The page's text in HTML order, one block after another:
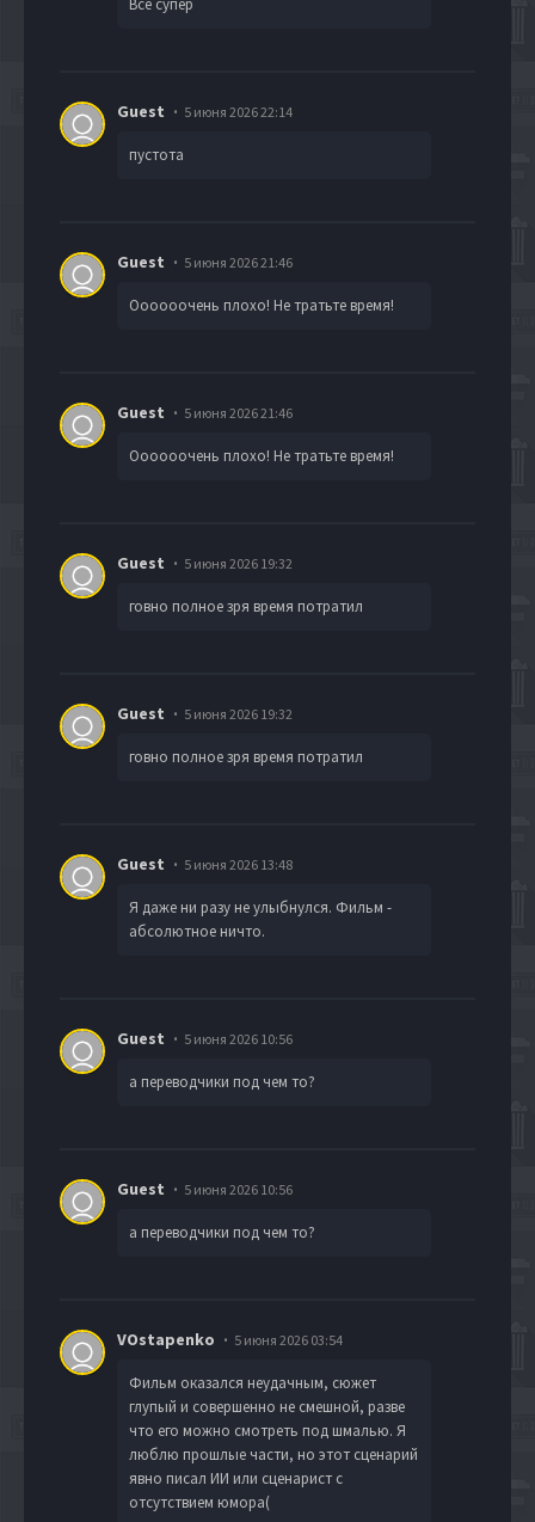
Guest 5 июня 2026 22:14
пустота
Guest 5 июня 2026 21:46
Оооооочень плохо! Не тратьте время!
Guest 5 июня 2026 21:46
Оооооочень плохо! Не тратьте время!
Guest 5 июня 2026 19:32
говно полное зря время потратил
Guest 5 июня 2026 19:32
говно полное зря время потратил
Guest 5 июня 2026 13:48
Я даже ни разу не улыбнулся. Фильм -
абсолютное ничто.
Guest 5 июня 2026 10:56
а переводчики под чем то?
Guest 5 июня 2026 10:56
а переводчики под чем то?
VOstapenko 5 июня 2026 03:54
Фильм оказался неудачным, сюжет
глупый и совершенно не смешной, разве
что его можно смотреть под шмалью. Я
люблю прошлые части, но этот сценарий
явно писал ИИ или сценарист с
отсутствием юмора(